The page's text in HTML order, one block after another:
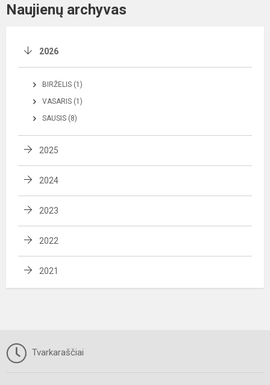
Naujienų archyvas
2026
BIRŽELIS (1)
VASARIS (1)
SAUSIS (8)
2025
2024
2023
2022
2021
Tvarkaraščiai